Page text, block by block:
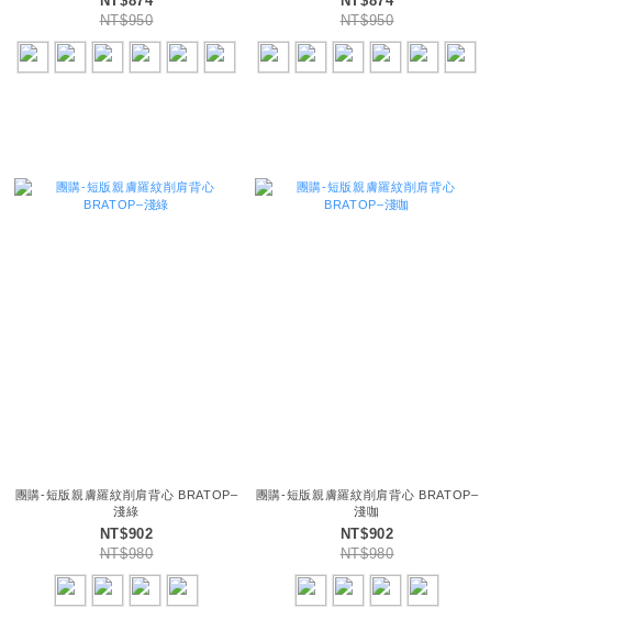
NT$950
NT$950
團購-短版親膚羅紋削肩背心 BRATOP–
淺綠
NT$902
NT$980
團購-短版親膚羅紋削肩背心 BRATOP–
淺咖
NT$902
NT$980